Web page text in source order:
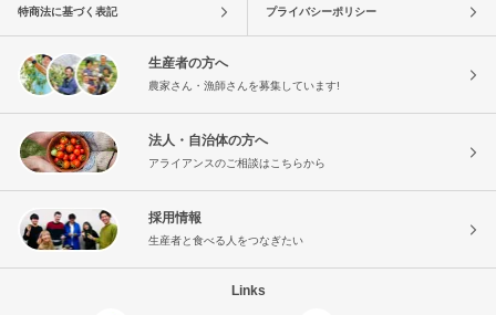
特商法に基づく表記 プライバシーポリシー
生産者の方へ
農家さん・漁師さんを募集しています!
法人・自治体の方へ
アライアンスのご相談はこちらから
採用情報
生産者と食べる人をつなぎたい
Links